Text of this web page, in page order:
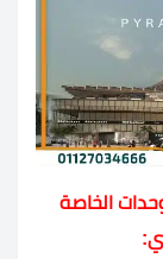
الخاصة